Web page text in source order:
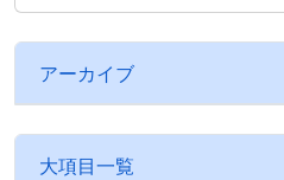
アーカイブ
大項目一覧